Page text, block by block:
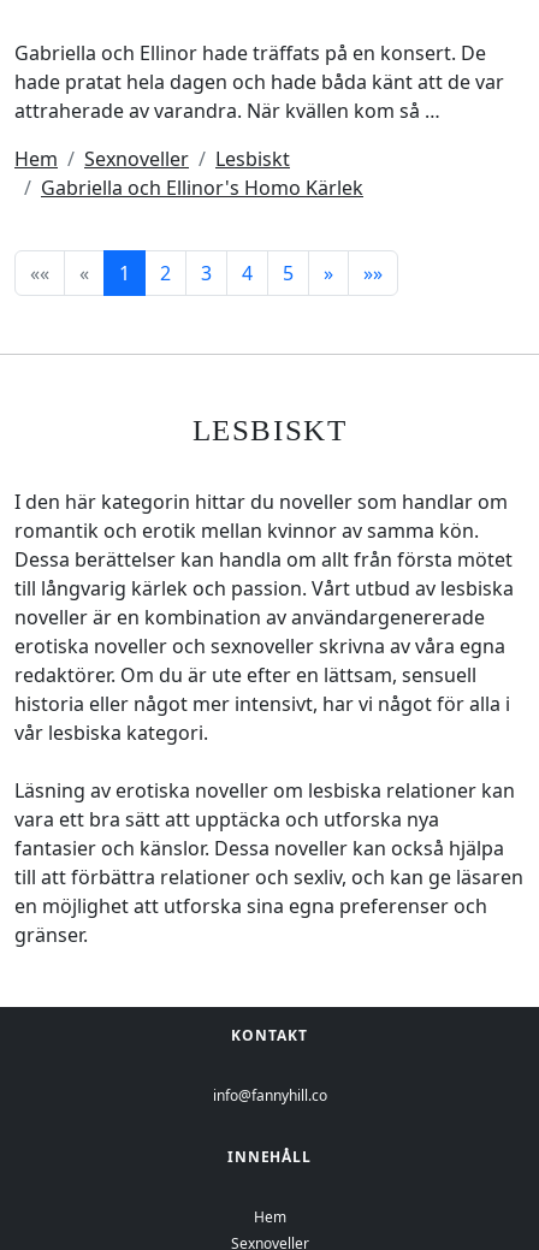
Gabriella och Ellinor hade träffats på en konsert. De
hade pratat hela dagen och hade båda känt att de var
attraherade av varandra. När kvällen kom så …
Hem
Sexnoveller
Lesbiskt
Gabriella och Ellinor's Homo Kärlek
«« « 1 2 3 4 5 » »»
LESBISKT
I den här kategorin hittar du noveller som handlar om
romantik och erotik mellan kvinnor av samma kön.
Dessa berättelser kan handla om allt från första mötet
till långvarig kärlek och passion. Vårt utbud av lesbiska
noveller är en kombination av användargenererade
erotiska noveller och sexnoveller skrivna av våra egna
redaktörer. Om du är ute efter en lättsam, sensuell
historia eller något mer intensivt, har vi något för alla i
vår lesbiska kategori.
Läsning av erotiska noveller om lesbiska relationer kan
vara ett bra sätt att upptäcka och utforska nya
fantasier och känslor. Dessa noveller kan också hjälpa
till att förbättra relationer och sexliv, och kan ge läsaren
en möjlighet att utforska sina egna preferenser och
gränser.
KONTAKT
info@fannyhill.co
INNEHÅLL
Hem
Sexnoveller